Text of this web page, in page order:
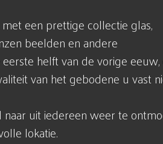
een prettige collectie glas,
beelden en andere
helft van de vorige eeuw,
van het gebodene u vast
uit iedereen weer te
lokatie.